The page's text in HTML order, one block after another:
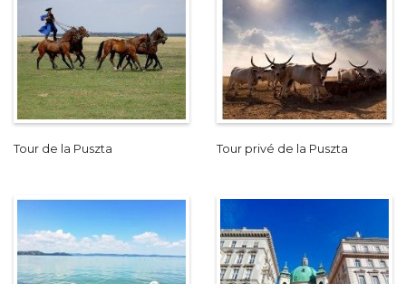
Tour de la Puszta Tour privé de la Puszta